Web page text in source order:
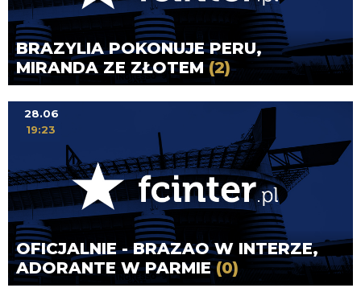
BRAZYLIA POKONUJE PERU,
MIRANDA ZE ZŁOTEM(2)
OFICJALNIE - BRAZAO W INTERZE,
ADORANTE W PARMIE(0)
28.06
19:23